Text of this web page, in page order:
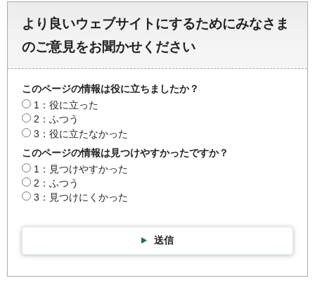
より良いウェブサイトにするためにみなさま
のご意見をお聞かせください
このページの情報は役に立ちましたか？
1：役に立った
2：ふつう
3：役に立たなかった
このページの情報は見つけやすかったですか？
1：見つけやすかった
2：ふつう
3：見つけにくかった
送信